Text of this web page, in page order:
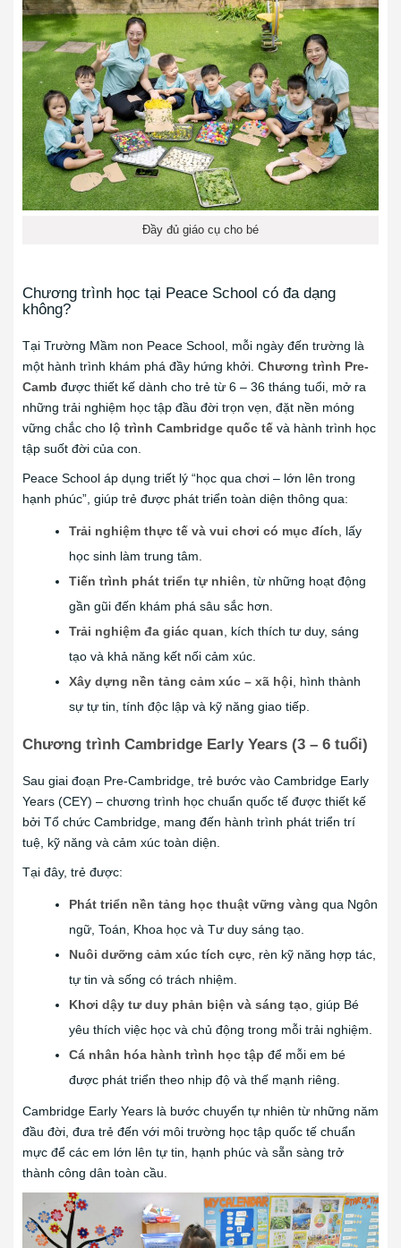
Đầy đủ giáo cụ cho bé
Chương trình học tại Peace School có đa dạng
không?
Tại Trường Mầm non Peace School, mỗi ngày đến trường là
một hành trình khám phá đầy hứng khởi. Chương trình Pre-
Camb được thiết kế dành cho trẻ từ 6 – 36 tháng tuổi, mở ra
những trải nghiệm học tập đầu đời trọn vẹn, đặt nền móng
vững chắc cho lộ trình Cambridge quốc tế và hành trình học
tập suốt đời của con.
Peace School áp dụng triết lý “học qua chơi – lớn lên trong
hạnh phúc”, giúp trẻ được phát triển toàn diện thông qua:
Trải nghiệm thực tế và vui chơi có mục đích , lấy
học sinh làm trung tâm.
Tiến trình phát triển tự nhiên , từ những hoạt động
gần gũi đến khám phá sâu sắc hơn.
Trải nghiệm đa giác quan , kích thích tư duy, sáng
tạo và khả năng kết nối cảm xúc.
Xây dựng nền tảng cảm xúc – xã hội , hình thành
sự tự tin, tính độc lập và kỹ năng giao tiếp.
Chương trình Cambridge Early Years (3 – 6 tuổi)
Sau giai đoạn Pre-Cambridge, trẻ bước vào Cambridge Early
Years (CEY) – chương trình học chuẩn quốc tế được thiết kế
bởi Tổ chức Cambridge, mang đến hành trình phát triển trí
tuệ, kỹ năng và cảm xúc toàn diện.
Tại đây, trẻ được:
Phát triển nền tảng học thuật vững vàng qua Ngôn
ngữ, Toán, Khoa học và Tư duy sáng tạo.
Nuôi dưỡng cảm xúc tích cực , rèn kỹ năng hợp tác,
tự tin và sống có trách nhiệm.
Khơi dậy tư duy phản biện và sáng tạo , giúp Bé
yêu thích việc học và chủ động trong mỗi trải nghiệm.
Cá nhân hóa hành trình học tập để mỗi em bé
được phát triển theo nhịp độ và thế mạnh riêng.
Cambridge Early Years là bước chuyển tự nhiên từ những năm
đầu đời, đưa trẻ đến với môi trường học tập quốc tế chuẩn
mực để các em lớn lên tự tin, hạnh phúc và sẵn sàng trở
thành công dân toàn cầu.